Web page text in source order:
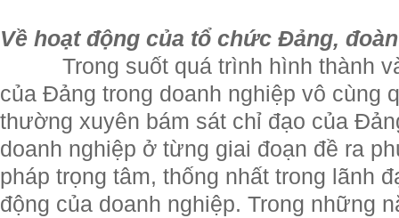
Về hoạt động của tổ chức Đảng,
Trong suốt quá trình hình thành và
của Đảng trong doanh nghiệp vô cùng
thường xuyên bám sát chỉ đạo của
doanh nghiệp ở từng giai đoạn đề ra
pháp trọng tâm, thống nhất trong lãnh
động của doanh nghiệp. Trong những